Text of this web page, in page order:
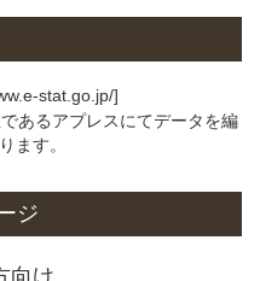
stat.go.jp/]
あるアプレスにてデータを編
ます。
ジ
向け